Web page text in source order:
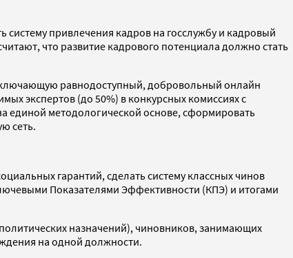
привлечения кадров на госслужбу и кадровый
что развитие кадрового потенциала должно стать
равнодоступный, добровольный онлайн
экспертов (до 50%) в конкурсных комиссиях с
единой методологической основе, сформировать
сеть.
гарантий, сделать систему классных чинов
Показателями Эффективности (КПЭ) и итогами
назначений), чиновников, занимающих
на одной должности.